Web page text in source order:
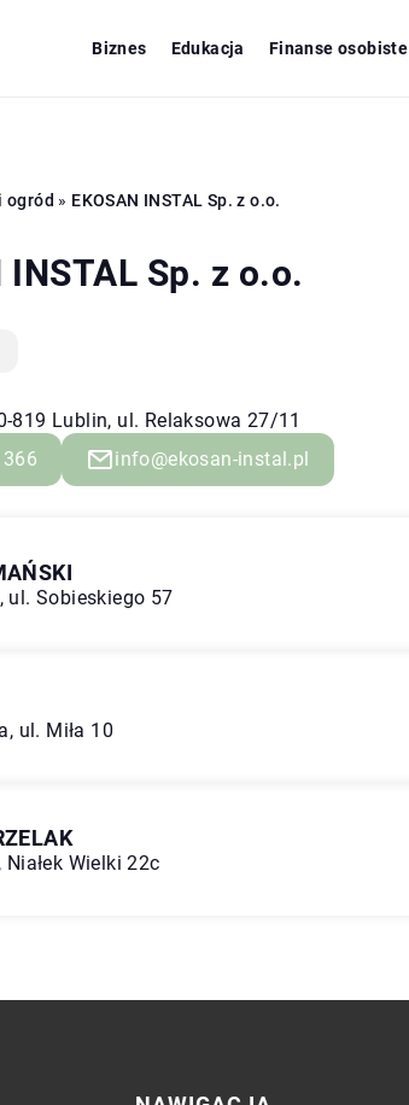
Biznes Edukacja Finanse osobiste
ogród » EKOSAN INSTAL Sp. z o.o.
INSTAL Sp. z o.o.
819 Lublin, ul. Relaksowa 27/11
info@ekosan-instal.pl
ul. Sobieskiego 57
ul. Miła 10
Wielki 22c